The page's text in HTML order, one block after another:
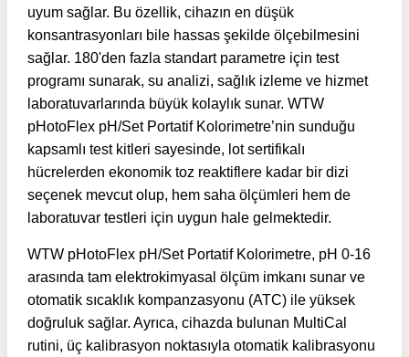
uyum sağlar. Bu özellik, cihazın en düşük
konsantrasyonları bile hassas şekilde ölçebilmesini
sağlar. 180'den fazla standart parametre için test
programı sunarak, su analizi, sağlık izleme ve hizmet
laboratuvarlarında büyük kolaylık sunar. WTW
pHotoFlex pH/Set Portatif Kolorimetre’nin sunduğu
kapsamlı test kitleri sayesinde, lot sertifikalı
hücrelerden ekonomik toz reaktiflere kadar bir dizi
seçenek mevcut olup, hem saha ölçümleri hem de
laboratuvar testleri için uygun hale gelmektedir.
WTW pHotoFlex pH/Set Portatif Kolorimetre, pH 0-16
arasında tam elektrokimyasal ölçüm imkanı sunar ve
otomatik sıcaklık kompanzasyonu (ATC) ile yüksek
doğruluk sağlar. Ayrıca, cihazda bulunan MultiCal
rutini, üç kalibrasyon noktasıyla otomatik kalibrasyonu